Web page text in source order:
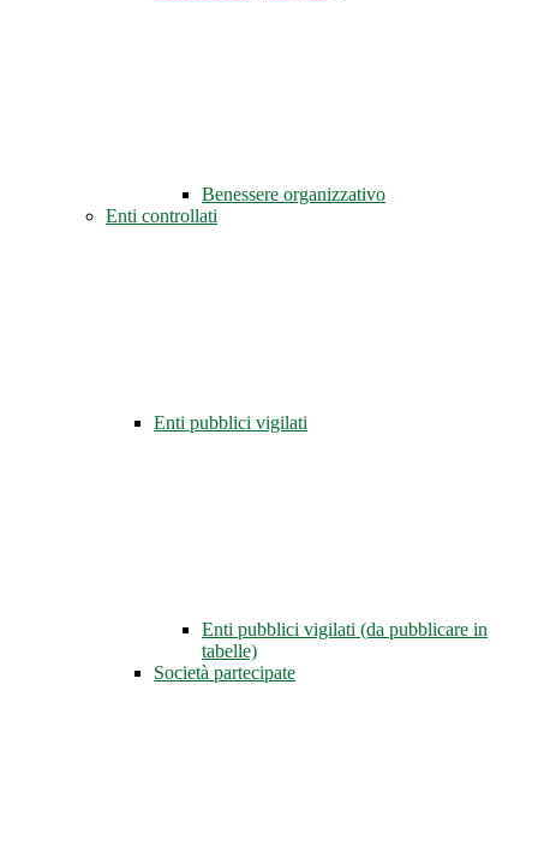
Benessere organizzativo
Enti controllati
Enti pubblici vigilati
Enti pubblici vigilati (da pubblicare in
tabelle)
Società partecipate